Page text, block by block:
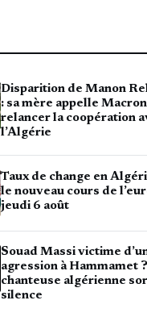
Disparition de Manon
: sa mère appelle
relancer la coopération
l’Algérie
Taux de change en
le nouveau cours de
jeudi 6 août
Souad Massi victime
agression à Hammamet
chanteuse algérienne
silence